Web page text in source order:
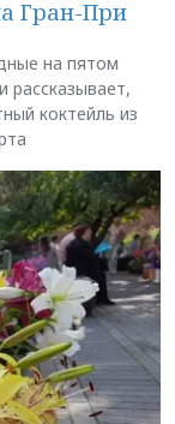
Гран-При
на пятом
рассказывает,
коктейль из